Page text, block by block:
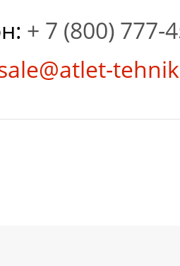
завода
+ 7 (800) 777-